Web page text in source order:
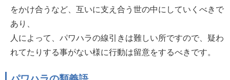
をかけ合うなど、互いに支え合う世の中にしていくべきで
あり、
人によって、パワハラの線引きは難しい所ですので、疑わ
れてたりする事がない様に行動は留意をするべきです。